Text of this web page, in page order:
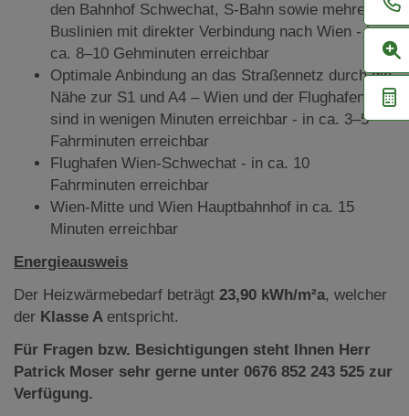
den Bahnhof Schwechat, S-Bahn sowie mehrere
Buslinien mit direkter Verbindung nach Wien - in
ca. 8–10 Gehminuten erreichbar
Optimale Anbindung an das Straßennetz durch die
Nähe zur S1 und A4 – Wien und der Flughafen
sind in wenigen Minuten erreichbar - in ca. 3–5
Fahrminuten erreichbar
Flughafen Wien-Schwechat - in ca. 10
Fahrminuten erreichbar
Wien-Mitte und Wien Hauptbahnhof in ca. 15
Minuten erreichbar
Energieausweis
Der Heizwärmebedarf beträgt 23,90 kWh/m²a, welcher
der Klasse A entspricht.
Für Fragen bzw. Besichtigungen steht Ihnen Herr
Patrick Moser sehr gerne unter 0676 852 243 525 zur
Verfügung.